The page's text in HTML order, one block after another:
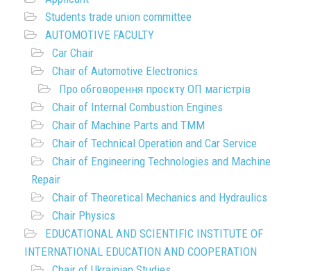
Students trade union committee
AUTOMOTIVE FACULTY
Car Chair
Chair of Automotive Electronics
Про обговорення проєкту ОП магістрів
Chair of Internal Combustion Engines
Chair of Machine Parts and TMM
Chair of Technical Operation and Car Service
Chair of Engineering Technologies and Machine
Repair
Chair of Theoretical Mechanics and Hydraulics
Chair Physics
EDUCATIONAL AND SCIENTIFIC INSTITUTE OF
INTERNATIONAL EDUCATION AND COOPERATION